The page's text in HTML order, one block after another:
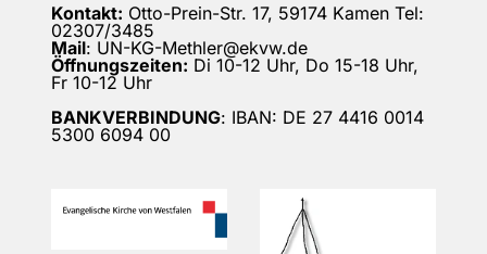
Kontakt: Otto-Prein-Str. 17, 59174 Kamen Tel:
02307/3485
Mail: UN-KG-Methler@ekvw.de
Öffnungszeiten: Di 10-12 Uhr, Do 15-18 Uhr,
Fr 10-12 Uhr
BANKVERBINDUNG: IBAN: DE 27 4416 0014
5300 6094 00